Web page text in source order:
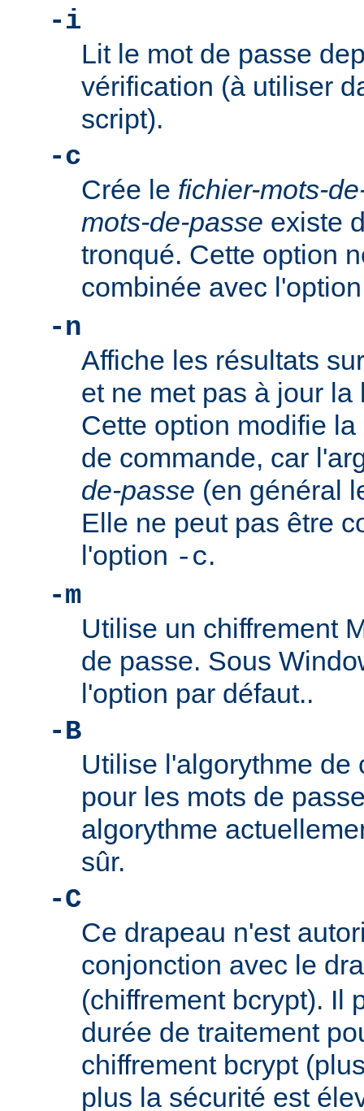
-i
Lit le mot de passe
vérification (à utiliser
script).
-c
Crée le fichier-mots-
mots-de-passe existe
tronqué. Cette option
combinée avec
-n
Affiche les résultats
et ne met pas à jour
Cette option modifie
de commande, car
de-passe (en général
Elle ne peut pas être
l'option -c.
-m
Utilise un chiffrement
de passe. Sous
l'option par défaut..
-B
Utilise l'algorythme de
pour les mots de
algorythme
sûr.
-C
Ce drapeau n'est
conjonction avec le
(chiffrement bcrypt). Il
durée de traitement
chiffrement bcrypt
plus la sécurité est